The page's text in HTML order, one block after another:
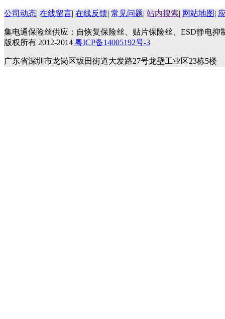
公司动态| 在线留言| 在线反馈| 常见问题| 站内搜索| 网站地图 |
集电通保险丝供应：自恢复保险丝、贴片保险丝、ESD静电
版权所有 2012-2014 粤ICP备14005192号-3
广东省深圳市龙岗区坂田街道大发路27号龙壁工业区23栋5楼